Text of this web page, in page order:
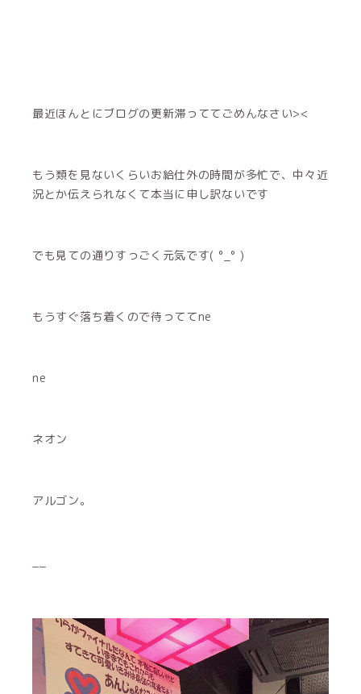
最近ほんとにブログの更新滞っててごめんなさい><
もう類を見ないくらいお給仕外の時間が多忙で、中々近
況とか伝えられなくて本当に申し訳ないです
でも見ての通りすっごく元気です( °_° )
もうすぐ落ち着くので待っててne
ne
ネオン
アルゴン。